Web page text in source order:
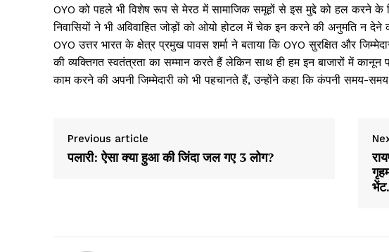
OYO को पहले भी विशेष रूप से मेरठ में सामाजिक समूहों से इस मुद्दे को हल करने के
निवासियों ने भी अविवाहित जोड़ों को ओयो होटल में चेक इन करने की अनुमति न देने
OYO उत्तर भारत के क्षेत्र प्रमुख पावस शर्मा ने बताया कि OYO सुरक्षित और
की व्यक्तिगत स्वतंत्रता का सम्मान करते हैं लेकिन साथ ही हम इन बाजारों में
काम करने की अपनी जिम्मेदारी को भी पहचानते हैं, उन्होंने कहा कि कंपनी समय-
Previous article
पलारी: ऐसा क्या हुआ की जिंदा जल गए 3 लोग?